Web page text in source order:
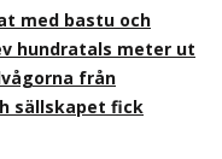
med bastu och
hundratals meter ut
från
sällskapet fick